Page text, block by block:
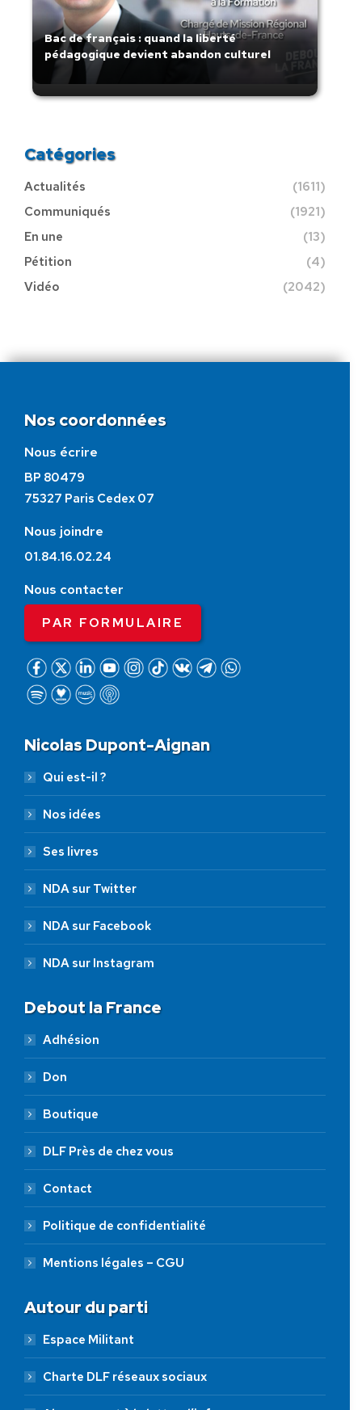
Bac de français : quand la liberté
pédagogique devient abandon culturel
Catégories
Actualités
(1611)
Communiqués
(1921)
En une
(13)
Pétition
(4)
Vidéo
(2042)
Nos coordonnées
Nous écrire
BP 80479
75327 Paris Cedex 07
Nous joindre
01.84.16.02.24
Nous contacter
PAR FORMULAIRE
Nicolas Dupont-Aignan
Qui est-il ?
Nos idées
Ses livres
NDA sur Twitter
NDA sur Facebook
NDA sur Instagram
Debout la France
Adhésion
Don
Boutique
DLF Près de chez vous
Contact
Politique de confidentialité
Mentions légales – CGU
Autour du parti
Espace Militant
Charte DLF réseaux sociaux